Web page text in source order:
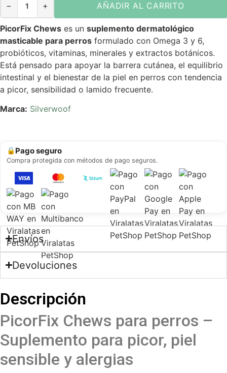
−
+ AÑADIR AL CARRITO
PicorFix Chews es un suplemento dermatológico
masticable para perros formulado con Omega 3 y 6,
probióticos, vitaminas, minerales y extractos botánicos.
Está pensado para apoyar la barrera cutánea, el equilibrio
intestinal y el bienestar de la piel en perros con tendencia
a picor, sensibilidad o lamido frecuente.
Marca: Silverwoof
🔒 Pago seguro
Compra protegida con métodos de pago seguros.
Envíos
Devoluciones
Descripción
PicorFix Chews para perros –
Suplemento para picor, piel
sensible y alergias